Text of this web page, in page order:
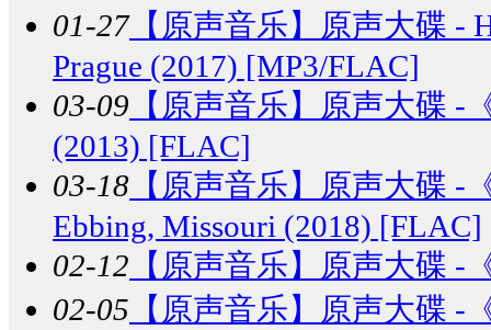
01-27【原声音乐】 原声大碟 -
Prague (2017) [MP3/FLAC]
03-09 【原声音乐】 原声大碟 -
(2013) [FLAC]
03-18 【原声音乐】 原声大碟 -
Ebbing, Missouri (2018) [FLAC]
02-12 【原声音乐】 原声大碟 -
02-05 【原声音乐】 原声大碟 -